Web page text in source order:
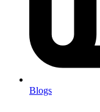
Blogs